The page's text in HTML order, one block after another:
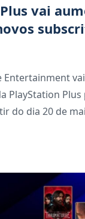
vai
Entertainment
PlayStation
do dia 20 de
mercado.Com